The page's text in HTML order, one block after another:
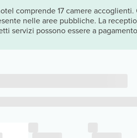
comprende 17 camere
nelle aree pubbliche. La
servizi possono essere a